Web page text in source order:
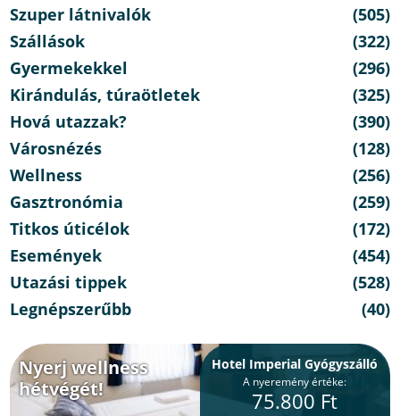
Szuper látnivalók
(505)
Szállások
(322)
Gyermekekkel
(296)
Kirándulás, túraötletek
(325)
Hová utazzak?
(390)
Városnézés
(128)
Wellness
(256)
Gasztronómia
(259)
Titkos úticélok
(172)
Események
(454)
Utazási tippek
(528)
Legnépszerűbb
(40)
Nyerj wellness
hétvégét!
Hotel Imperial Gyógyszálló
A nyeremény értéke:
75.800 Ft